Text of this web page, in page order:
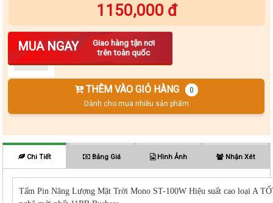
1150,000 đ
MUA NGAY
Giao hàng tận nơi
trên toàn quốc
Số lượng
THÊM VÀO GIỎ HÀNG
0
Dành cho mua nhiều sản phẩm
Chi Tiết Bảng Giá Hình Ảnh Nhận Xét
Tấm Pin Năng Lượng Mặt Trời Mono ST-100W Hiệu suất cao loại A